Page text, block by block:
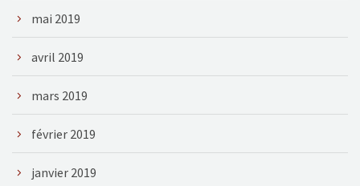
mai 2019
avril 2019
mars 2019
février 2019
janvier 2019